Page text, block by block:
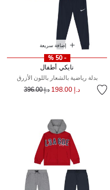
إضافة سريعة
- 50 %
نايكي أطفال
بدلة رياضية بالشعار باللون الأزرق
د.إ 198.00 سعر مخفض مند.إ 396.00